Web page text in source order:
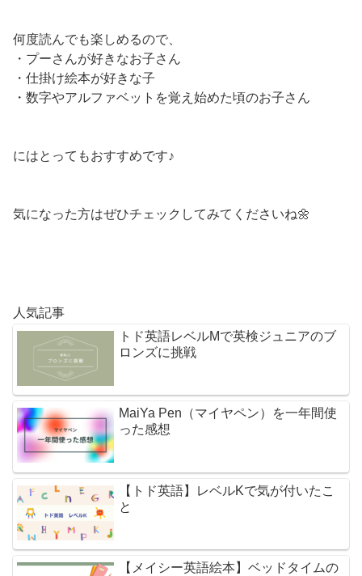
何度読んでも楽しめるので、
・プーさんが好きなお子さん
・仕掛け絵本が好きな子
・数字やアルファベットを覚え始めた頃のお子さん
にはとってもおすすめです♪
気になった方はぜひチェックしてみてくださいね🌼
人気記事
トド英語レベルMで英検ジュニアのブ
ロンズに挑戦
MaiYa Pen（マイヤペン）を一年間使
った感想
【トド英語】レベルKで気が付いたこ
と
【メイシー英語絵本】ベッドタイムの